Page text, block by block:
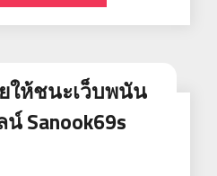
ให้ชนะเว็บพนัน
Sanook69s